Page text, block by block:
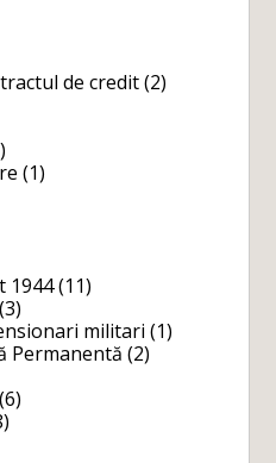
de credit (2)
(1)
1944(11)
(3)
militari (1)
Permanentă (2)
(6)